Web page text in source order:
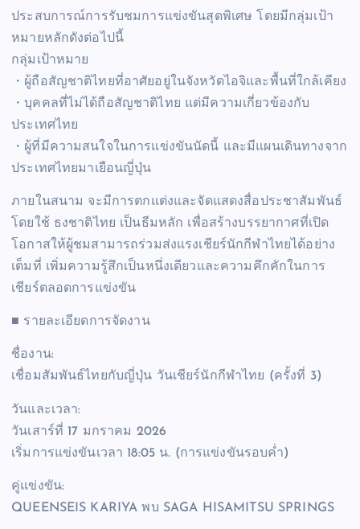
ประสบการณ์การรับชมการแข่งขันสุดพิเศษ โดยมีกลุ่มเป้า
หมายหลักดังต่อไปนี้
กลุ่มเป้าหมาย
・ผู้ถือสัญชาติไทยที่อาศัยอยู่ในจังหวัดไอจิและพื้นที่ใกล้เคียง
・บุคคลที่ไม่ได้ถือสัญชาติไทย แต่มีความเกี่ยวข้องกับ
ประเทศไทย
・ผู้ที่มีความสนใจในการแข่งขันนัดนี้ และมีแผนเดินทางจาก
ประเทศไทยมาเยือนญี่ปุ่น
ภายในสนาม จะมีการตกแต่งและจัดแสดงสื่อประชาสัมพันธ์
โดยใช้ ธงชาติไทย เป็นธีมหลัก เพื่อสร้างบรรยากาศที่เปิด
โอกาสให้ผู้ชมสามารถร่วมส่งแรงเชียร์นักกีฬาไทยได้อย่าง
เต็มที่ เพิ่มความรู้สึกเป็นหนึ่งเดียวและความคึกคักในการ
เชียร์ตลอดการแข่งขัน
■ รายละเอียดการจัดงาน
ชื่องาน:
เชื่อมสัมพันธ์ไทยกับญี่ปุ่น วันเชียร์นักกีฬาไทย (ครั้งที่ 3)
วันและเวลา:
วันเสาร์ที่ 17 มกราคม 2026
เริ่มการแข่งขันเวลา 18:05 น. (การแข่งขันรอบค่ำ)
คู่แข่งขัน:
QUEENSEIS KARIYA พบ SAGA HISAMITSU SPRINGS